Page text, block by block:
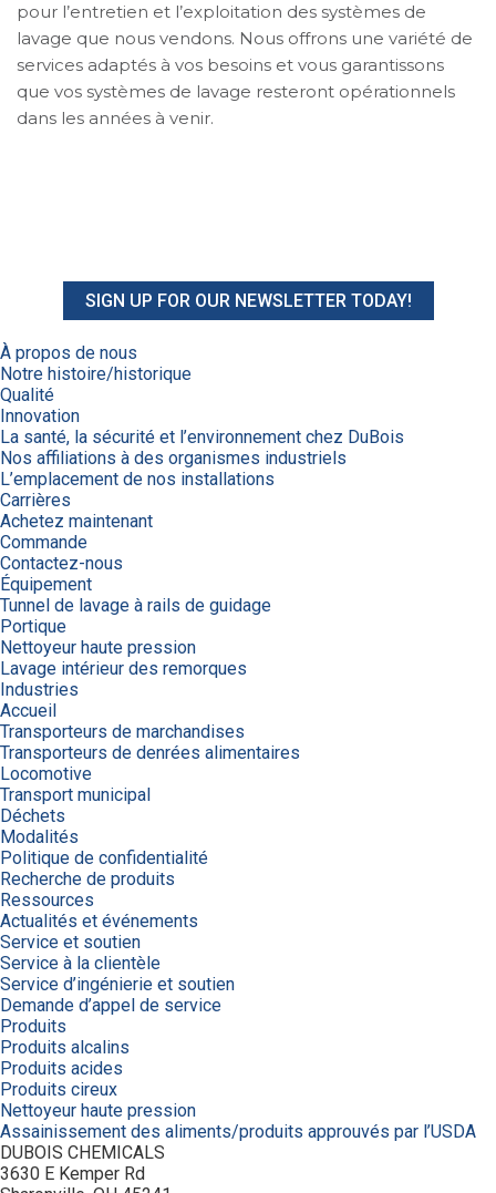
pour l’entretien et l’exploitation des systèmes de
lavage que nous vendons. Nous offrons une variété de
services adaptés à vos besoins et vous garantissons
que vos systèmes de lavage resteront opérationnels
dans les années à venir.
SIGN UP FOR OUR NEWSLETTER TODAY!
À propos de nous
Notre histoire/historique
Qualité
Innovation
La santé, la sécurité et l’environnement chez DuBois
Nos affiliations à des organismes industriels
L’emplacement de nos installations
Carrières
Achetez maintenant
Commande
Contactez-nous
Équipement
Tunnel de lavage à rails de guidage
Portique
Nettoyeur haute pression
Lavage intérieur des remorques
Industries
Accueil
Transporteurs de marchandises
Transporteurs de denrées alimentaires
Locomotive
Transport municipal
Déchets
Modalités
Politique de confidentialité
Recherche de produits
Ressources
Actualités et événements
Service et soutien
Service à la clientèle
Service d’ingénierie et soutien
Demande d’appel de service
Produits
Produits alcalins
Produits acides
Produits cireux
Nettoyeur haute pression
Assainissement des aliments/produits approuvés par l’USDA
DUBOIS CHEMICALS
3630 E Kemper Rd